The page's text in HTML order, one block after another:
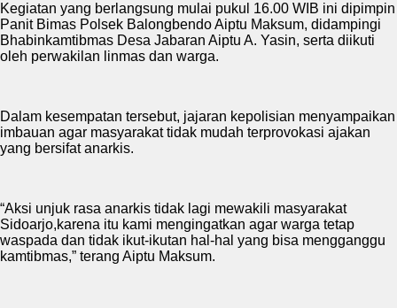
Kegiatan yang berlangsung mulai pukul 16.00 WIB ini dipimpin
Panit Bimas Polsek Balongbendo Aiptu Maksum, didampingi
Bhabinkamtibmas Desa Jabaran Aiptu A. Yasin, serta diikuti
oleh perwakilan linmas dan warga.
Dalam kesempatan tersebut, jajaran kepolisian menyampaikan
imbauan agar masyarakat tidak mudah terprovokasi ajakan
yang bersifat anarkis.
“Aksi unjuk rasa anarkis tidak lagi mewakili masyarakat
Sidoarjo,karena itu kami mengingatkan agar warga tetap
waspada dan tidak ikut-ikutan hal-hal yang bisa mengganggu
kamtibmas,” terang Aiptu Maksum.